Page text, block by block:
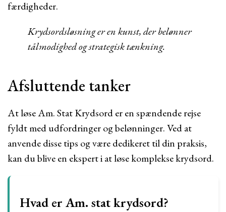
færdigheder.
Krydsordsløsning er en kunst, der belønner
tålmodighed og strategisk tænkning.
Afsluttende tanker
At løse Am. Stat Krydsord er en spændende rejse
fyldt med udfordringer og belønninger. Ved at
anvende disse tips og være dedikeret til din praksis,
kan du blive en ekspert i at løse komplekse krydsord.
Hvad er Am. stat krydsord?